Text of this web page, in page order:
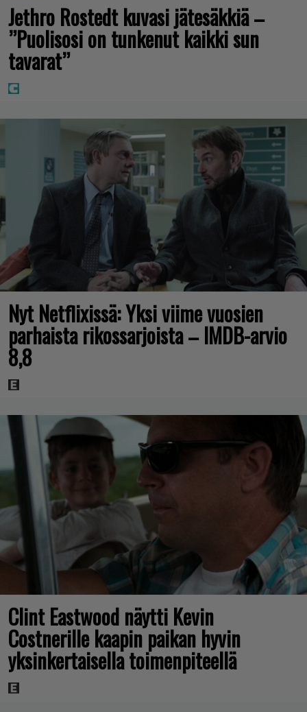
Jethro Rostedt kuvasi jätesäkkiä –
”Puolisosi on tunkenut kaikki sun
tavarat”
Nyt Netflixissä: Yksi viime vuosien
parhaista rikossarjoista – IMDB-arvio
8,8
Clint Eastwood näytti Kevin
Costnerille kaapin paikan hyvin
yksinkertaisella toimenpiteellä